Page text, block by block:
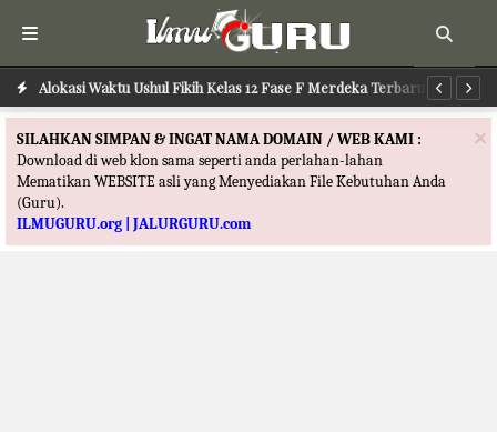
Alokasi Waktu Ushul Fikih Kelas 12 Fase F Merdeka Terbaru
Alokasi Waktu Ilmu Tafsir Kelas 12 Fase F Merdeka Terbaru
×
SILAHKAN SIMPAN & INGAT NAMA DOMAIN / WEB KAMI :
Download di web klon sama seperti anda perlahan-lahan
Mematikan WEBSITE asli yang Menyediakan File Kebutuhan Anda
(Guru).
ILMUGURU.org | JALURGURU.com